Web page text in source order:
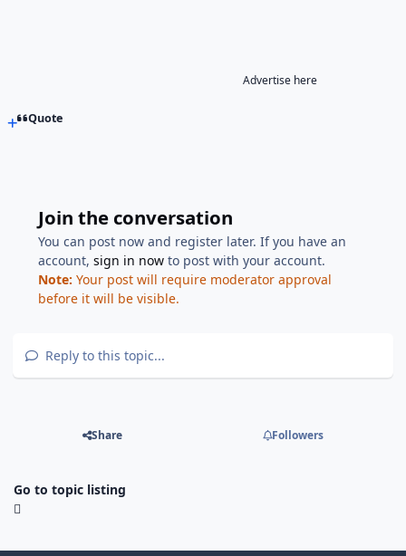
Advertise here
Quote
Join the conversation
You can post now and register later. If you have an
account,sign in now to post with your account.
Note: Your post will require moderator approval
before it will be visible.
Reply to this topic...
Share Followers
Go to topic listing